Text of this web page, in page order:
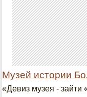
Музей истории
«Девиз музея - зайти